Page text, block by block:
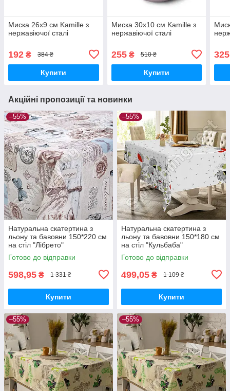
Миска 26х9 см Kamille з
нержавіючої сталі
192 ₴ 384 ₴
Купити
Миска 30х10 см Kamille з
нержавіючої сталі
255₴ 510 ₴
Купити
325
Акційні пропозиції та новинки
–55%
Натуральна скатертина з
льону та бавовни 150*220 см
на стіл "Лібрето"
Готово до відправки
598,95 ₴ 1 331 ₴
Купити
–55%
Натуральна скатертина з
льону та бавовни 150*180 см
на стіл "Кульбаба"
Готово до відправки
499,05 ₴ 1 109 ₴
Купити
–55% –55%